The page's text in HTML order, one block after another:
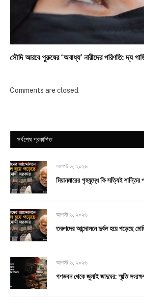
সৌদি আরবে পুরুষের ‘অবাধ্য’ নারীদের পরিণতি: দ্য
Comments are closed.
সর্বশেষ প্রকাশিত
আগস্ট ৬, ২০২৬
মিয়ানমারের গৃহযুদ্ধে কি সত্যিই
আগস্ট ৬, ২০২৬
তরুণদের আন্দোলনে দুর্বল হয়ে পড়েছে
আগস্ট ৬, ২০২৬
গণভবন থেকে জুলাই জাদুঘর: স্মৃতি সংরক্ষণ,